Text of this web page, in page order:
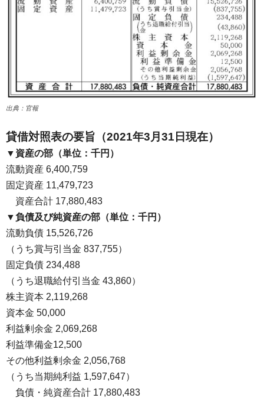
出典：官報
貸借対照表の要旨（2021年3月31日現在）
▼資産の部（単位：千円）
流動資産 6,400,759
固定資産 11,479,723
資産合計 17,880,483
▼負債及び純資産の部（単位：千円）
流動負債 15,526,726
（うち賞与引当金 837,755）
固定負債 234,488
（うち退職給付引当金 43,860）
株主資本 2,119,268
資本金 50,000
利益剰余金 2,069,268
利益準備金12,500
その他利益剰余金 2,056,768
（うち当期純利益 1,597,647）
負債・純資産合計 17,880,483